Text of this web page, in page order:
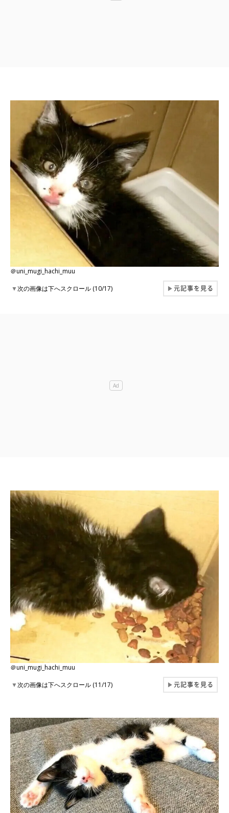
＠uni_mugi_hachi_muu
▼次の画像は下へスクロール (10/17) ▶元記事を見る
＠uni_mugi_hachi_muu
▼次の画像は下へスクロール (11/17) ▶元記事を見る